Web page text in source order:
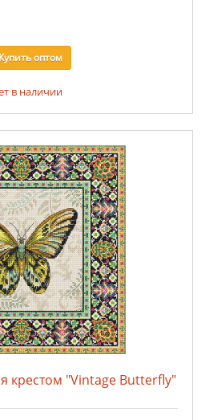
Купитьоптом
в наличии
крестом "Vintage Butterfly"